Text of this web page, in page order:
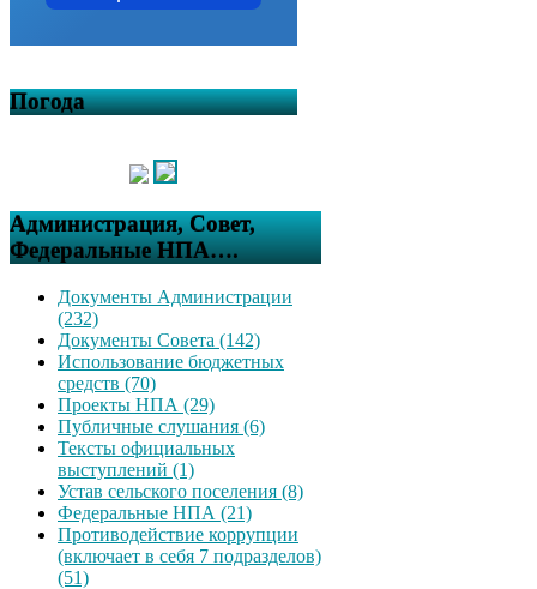
Погода
Администрация, Совет,
Федеральные НПА….
Документы Администрации
(232)
Документы Совета (142)
Использование бюджетных
средств (70)
Проекты НПА (29)
Публичные слушания (6)
Тексты официальных
выступлений (1)
Устав сельского поселения (8)
Федеральные НПА (21)
Противодействие коррупции
(включает в себя 7 подразделов)
(51)